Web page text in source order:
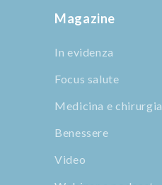
Magazine
In evidenza
Focus salute
Medicina e chirurgia
Benessere
Video